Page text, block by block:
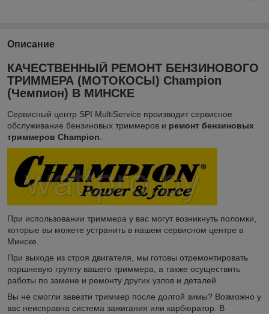
Описание
КАЧЕСТВЕННЫЙ РЕМОНТ БЕНЗИНОВОГО
ТРИММЕРА (МОТОКОСЫ) Champion
(Чемпион) В МИНСКЕ
Сервисный центр SPI MultiService производит сервисное
обслуживание бензиновых триммеров и ремонт бензиновых
триммеров Champion.
При использовании триммера у вас могут возникнуть поломки,
которые вы можете устранить в нашем сервисном центре в
Минске.
При выходе из строя двигателя, мы готовы отремонтировать
поршневую группу вашего триммера, а также осуществить
работы по замене и ремонту других узлов и деталей.
Вы не смогли завезти триммер после долгой зимы? Возможно у
вас неисправна система зажигания или карбюратор. В